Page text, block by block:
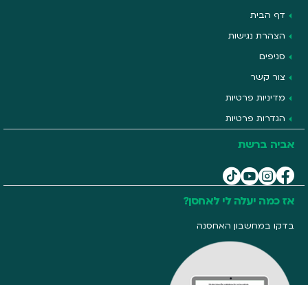
דף הבית
הצהרת נגישות
סניפים
צור קשר
מדיניות פרטיות
הגדרות פרטיות
אביה ברשת
אז כמה יעלה לי לאחסן?
בדקו במחשבון האחסנה